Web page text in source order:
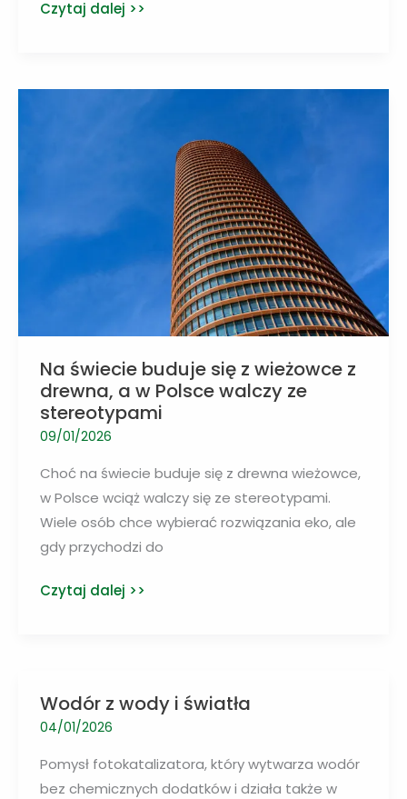
Z
Czytaj dalej >>
Na świecie buduje się z wieżowce z
drewna, a w Polsce walczy ze
stereotypami
09/01/2026
Choć na świecie buduje się z drewna wieżowce,
w Polsce wciąż walczy się ze stereotypami.
Wiele osób chce wybierać rozwiązania eko, ale
gdy przychodzi do
Na
wieżowce
z
drewna,
a
Czytaj dalej >>
Wodór z wody i światła
04/01/2026
Pomysł fotokatalizatora, który wytwarza wodór
bez chemicznych dodatków i działa także w